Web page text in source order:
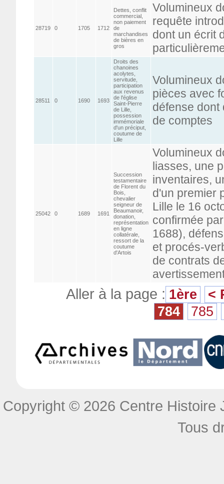
28719 0 1705 1712
Dettes, conflit
commercial,
non paiement
de
marchandises
de bières en
gros
Volumineux
requête
dont un écrit
28511 0 1690 1693
Droits des
chanoines
acolytes,
servitude,
participation
aux revenus
de l'église
Saint-Pierre
de Lille,
possession
immémoriale
d'un préciput,
coutume de
Lille
Volumineux
pièces avec
défense dont
de comptes
25042 0 1689 1691
Succession
testamentaire
de Florent du
Bois,
chevalier
seigneur de
Beaumanoir,
donation,
représentation
en ligne
collatérale,
ressort de la
coutume
d'Artois
Volumineux
liasses, une
inventaires,
d'un premier
Lille le 16
confirmée
1688),
et procés-
de contrats
Aller à la page : 1ère
<
784
785
Copyright © 2026 Centre Histoire
Tous